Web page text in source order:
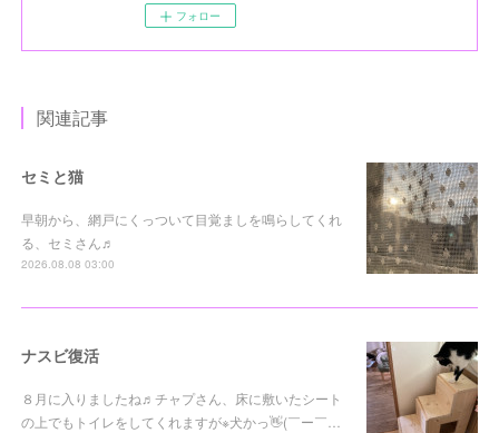
フォロー
関連記事
セミと猫
早朝から、網戸にくっついて目覚ましを鳴らしてくれ
る、セミさん♬
2026.08.08 03:00
ナスビ復活
８月に入りましたね♬チャプさん、床に敷いたシート
の上でもトイレをしてくれますが※犬かっ👋(￣ー￣…